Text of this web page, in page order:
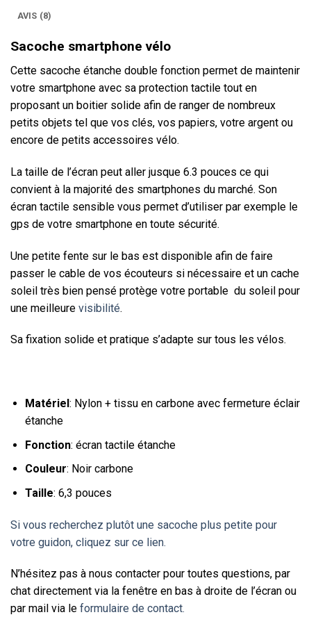
AVIS (8)
Sacoche smartphone vélo
Cette sacoche étanche double fonction permet de maintenir
votre smartphone avec sa protection tactile tout en
proposant un boitier solide afin de ranger de nombreux
petits objets tel que vos clés, vos papiers, votre argent ou
encore de petits accessoires vélo.
La taille de l’écran peut aller jusque 6.3 pouces ce qui
convient à la majorité des smartphones du marché. Son
écran tactile sensible vous permet d’utiliser par exemple le
gps de votre smartphone en toute sécurité.
Une petite fente sur le bas est disponible afin de faire
passer le cable de vos écouteurs si nécessaire et un cache
soleil très bien pensé protège votre portable du soleil pour
une meilleure visibilité.
Sa fixation solide et pratique s’adapte sur tous les vélos.
Matériel: Nylon + tissu en carbone avec fermeture éclair
étanche
Fonction: écran tactile étanche
Couleur: Noir carbone
Taille: 6,3 pouces
Si vous recherchez plutôt une sacoche plus petite pour
votre guidon, cliquez sur ce lien.
N’hésitez pas à nous contacter pour toutes questions, par
chat directement via la fenêtre en bas à droite de l’écran ou
par mail via le formulaire de contact.